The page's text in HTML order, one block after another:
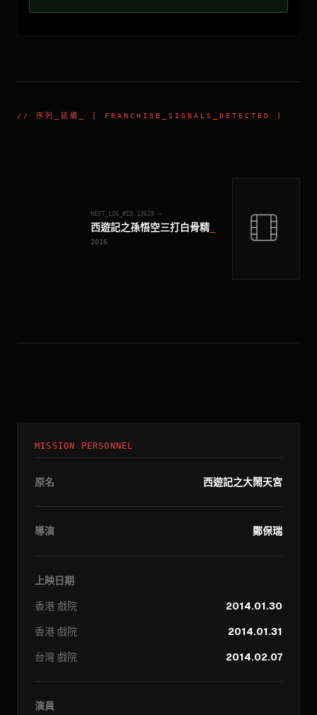
// 序列_延續 _ [ FRANCHISE_SIGNALS_DETECTED ]
NEXT_LOG_#ID. 13628 →
西遊記之孫悟空三打白骨精
2016
MISSION PERSONNEL
原名 西遊記之大鬧天宮
導演 鄭保瑞
上映日期
香港 戲院
2014.01.30
香港 戲院
2014.01.31
台灣 戲院 2014.02.07
演員